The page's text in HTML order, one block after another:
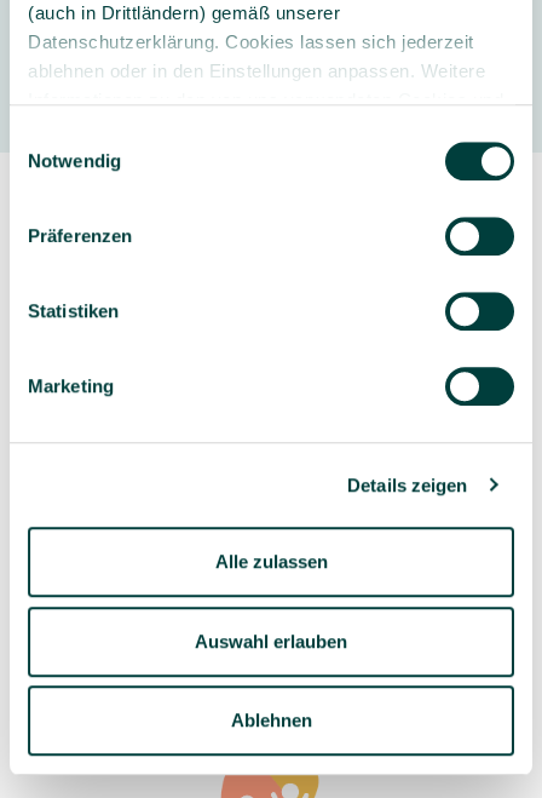
(auch in Drittländern) gemäß unserer
Datenschutzerklärung. Cookies lassen sich jederzeit
ablehnen oder in den Einstellungen anpassen. Weitere
schutz­erklärung
Notwendig
Präferenzen
Statistiken
Marketing
Details zeigen
Alle zulassen
Auswahl erlauben
Ablehnen
Hersteller
Sorgfältig ausgewähltes
Kompetente und
1-3 Werktage Lieferzeit
bei Versand aus dem